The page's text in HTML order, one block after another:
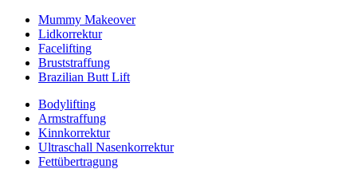
Mummy Makeover
Lidkorrektur
Facelifting
Bruststraffung
Brazilian Butt Lift
Bodylifting
Armstraffung
Kinnkorrektur
Ultraschall Nasenkorrektur
Fettübertragung